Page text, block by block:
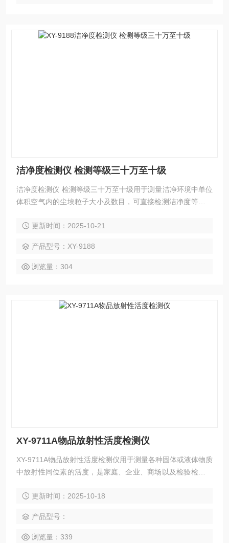
洁净度检测仪 检测等级三十万至十级
洁净度检测仪 检测等级三十万至十级用于测量洁净环境中单位
体积空气内的尘埃粒子大小及数目，可直接检测洁净度等级为
晶屏显示，其体积小、重量轻、检测精度高、功能操作简单明
利。
更新时间：2025-10-21
产品型号：XY-9188
浏览量：304
XY-9711A物品放射性活度检测仪
XY-9711A物品放射性活度检测仪用于测量各种固体或液体物质
中放射性同位素的活度，是家庭、企业、商场以及检验检疫、
的理想仪器。
更新时间：2025-10-18
产品型号：
浏览量：339